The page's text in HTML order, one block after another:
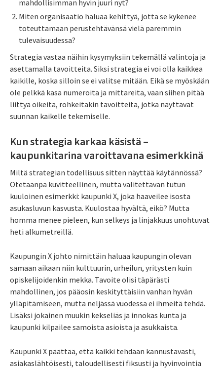
mahdollisimman hyvin juuri nyt?
Miten organisaatio haluaa kehittyä, jotta se kykenee
toteuttamaan perustehtävänsä vielä paremmin
tulevaisuudessa?
Strategia vastaa näihin kysymyksiin tekemällä valintoja ja
asettamalla tavoitteita. Siksi strategia ei voi olla kaikkea
kaikille, koska silloin se ei valitse mitään. Eikä se myöskään
ole pelkkä kasa numeroita ja mittareita, vaan siihen pitää
liittyä oikeita, rohkeitakin tavoitteita, jotka näyttävät
suunnan kaikelle tekemiselle.
Kun strategia karkaa käsistä –
kaupunkitarina varoittavana esimerkkinä
Miltä strategian todellisuus sitten näyttää käytännössä?
Otetaanpa kuvitteellinen, mutta valitettavan tutun
kuuloinen esimerkki: kaupunki X, joka haaveilee isosta
asukasluvun kasvusta. Kuulostaa hyvältä, eikö? Mutta
homma menee pieleen, kun selkeys ja linjakkuus unohtuvat
heti alkumetreillä.
Kaupungin X johto nimittäin haluaa kaupungin olevan
samaan aikaan niin kulttuurin, urheilun, yritysten kuin
opiskelijoidenkin mekka. Tavoite olisi täpärästi
mahdollinen, jos pääosin keskityttäisiin vanhan hyvän
ylläpitämiseen, mutta neljässä vuodessa ei ihmeitä tehdä.
Lisäksi jokainen muukin kekseliäs ja innokas kunta ja
kaupunki kilpailee samoista asioista ja asukkaista.
Kaupunki X päättää, että kaikki tehdään kannustavasti,
asiakaslähtöisesti, taloudellisesti fiksusti ja hyvinvointia